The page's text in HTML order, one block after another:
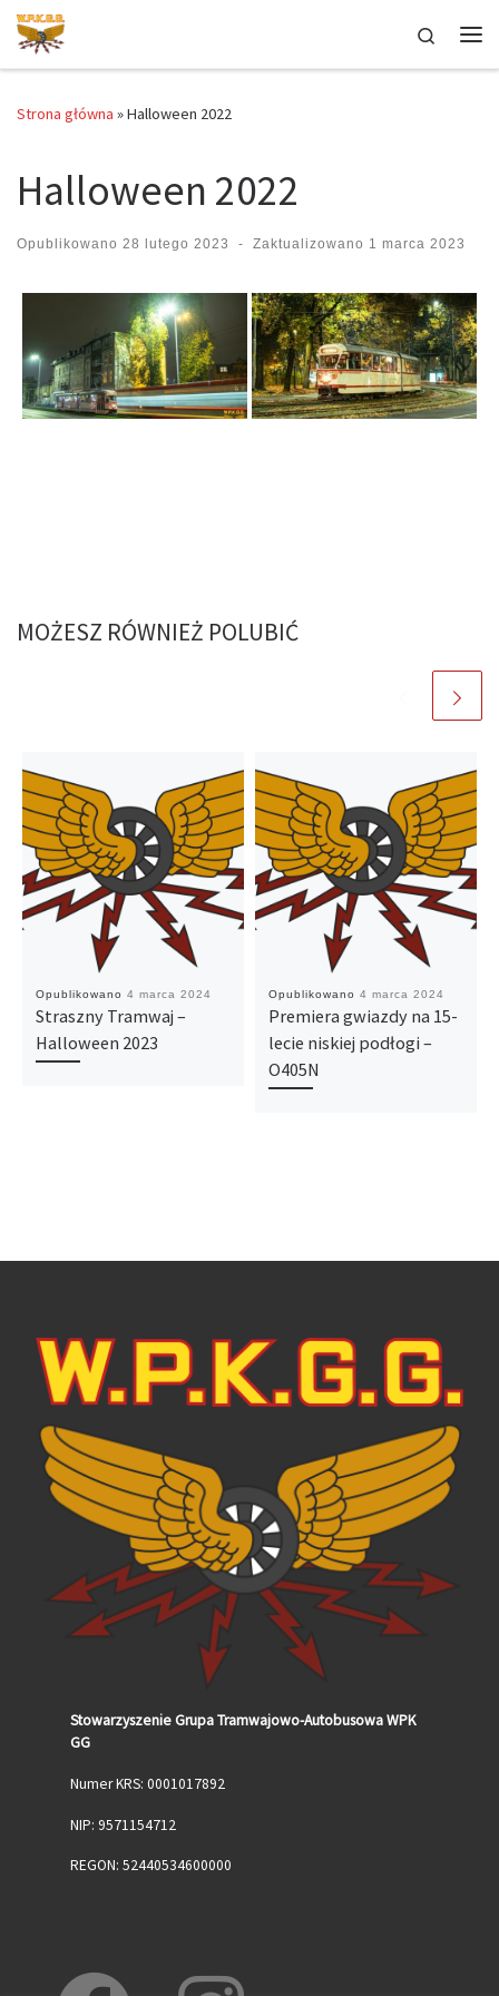
Przejdź do treści
Search
Strona główna »Halloween 2022
Halloween 2022
Opublikowano 28 lutego 2023 - Zaktualizowano 1 marca 2023
MOŻESZ RÓWNIEŻ POLUBIĆ
Opublikowano 4 marca 2024
Straszny Tramwaj –
Halloween 2023
Opublikowano 4 marca 2024
Premiera gwiazdy na 15-
lecie niskiej podłogi –
O405N
Stowarzyszenie Grupa Tramwajowo-Autobusowa WPK
GG
Numer KRS: 0001017892
NIP: 9571154712
REGON: 52440534600000